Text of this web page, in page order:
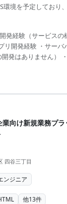
環境を予定しており
発経験（サービス
リ開発経験 ・サーバ
開発はありません）
向け新規業務プラ
四谷三丁目
ンジニア
他13件